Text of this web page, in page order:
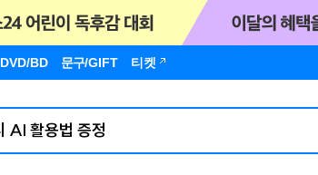
DVD/BD 문구/GIFT 티켓